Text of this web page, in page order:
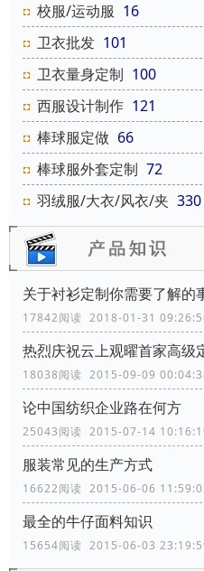
校服/运动服 16
卫衣批发 101
卫衣量身定制 100
西服设计制作 121
棒球服定做 66
棒球服外套定制 72
羽绒服/大衣/风衣/夹 330
关于衬衫定制你需要了解的
17842阅读 2018-01-31
热烈庆祝云上观曜首家高级
18038阅读 2015-09-09
论中国纺织企业路在何方
25043阅读 2015-07-14
服装常见的生产方式
16622阅读 2015-06-06
最全的牛仔面料知识
15654阅读 2015-06-03